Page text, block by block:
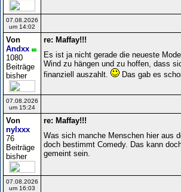
07.08.2026
um 14:02
Von
Andxx
1080
Beiträge
bisher
re: Maffay!!!
Es ist ja nicht gerade die neueste
Wind zu hängen und zu hoffen, dass
finanziell auszahlt.
Das gab es
07.08.2026
um 15:24
Von
nylxxx
76
Beiträge
bisher
re: Maffay!!!
Was sich manche Menschen hier aus
doch bestimmt Comedy. Das kann
gemeint sein.
07.08.2026
um 16:03